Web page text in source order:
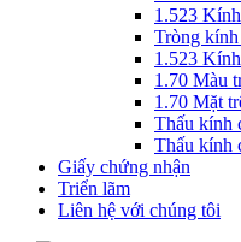
1.523
Tròng
1.523
1.70 Màu
1.70 Mặt
Thấu kính
Thấu kính
Giấy chứng nhận
Triển lãm
Liên hệ với chúng tôi